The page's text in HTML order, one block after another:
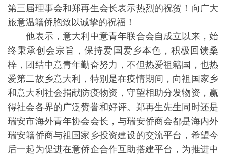
第三届理事会和郑再生会长表示热烈的祝贺！向广大
旅意温籍侨胞致以诚挚的祝福！
他表示，意大利中意青年联合会自成立以来，始
终秉承创会宗旨，保持爱国爱乡本色，积极回馈桑
梓，团结中意青年勤奋努力，不但热爱祖籍国，也热
爱第二故乡意大利，特别是在疫情期间，向祖国家乡
和意大利社会捐献防疫物资，守望相助分发物资，赢
得社会各界的广泛赞誉和好评。郑再生先生同时还是
瑞安市海外青年协会会长，与瑞安侨商会都是海内外
瑞安籍侨商与祖国家乡投资建设的交流平台，希望今
后一起为促进在意侨企合作互助搭建平台，为推进中